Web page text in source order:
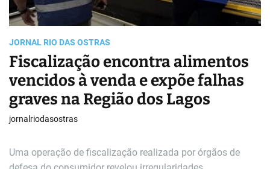
d
t
JORNAL RIO DAS OSTRAS
Fiscalização encontra alimentos
vencidos à venda e expõe falhas
graves na Região dos Lagos
jornalriodasostras
Uma operação de fiscalização realizada por órgãos de